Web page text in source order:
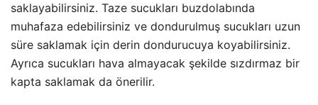
saklayabilirsiniz. Taze sucukları buzdolabında
muhafaza edebilirsiniz ve dondurulmuş sucukları uzun
süre saklamak için derin dondurucuya koyabilirsiniz.
Ayrıca sucukları hava almayacak şekilde sızdırmaz bir
kapta saklamak da önerilir.